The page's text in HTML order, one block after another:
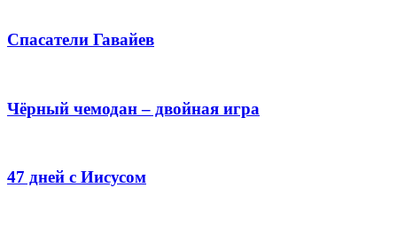
Спасатели Гавайев
Чёрный чемодан – двойная игра
47 дней с Иисусом